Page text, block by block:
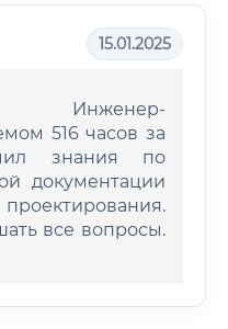
15.01.2025
Инженер-
516 часов за
знания по
документации
все вопросы.